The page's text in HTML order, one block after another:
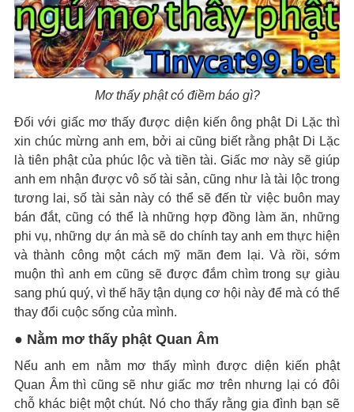
Mơ thấy phật có điềm báo gì?
Đối với giấc mơ thấy được diện kiến ông phật Di Lặc thì
xin chúc mừng anh em, bởi ai cũng biết rằng phật Di Lặc
là tiên phật của phúc lộc và tiền tài. Giấc mơ này sẽ giúp
anh em nhận được vô số tài sản, cũng như là tài lộc trong
tương lai, số tài sản này có thể sẽ đến từ việc buôn may
bán đắt, cũng có thể là những hợp đồng làm ăn, những
phi vụ, những dự án mà sẽ do chính tay anh em thực hiện
và thành công một cách mỹ mãn đem lại. Và rồi, sớm
muộn thì anh em cũng sẽ được đắm chìm trong sự giàu
sang phú quý, vì thế hãy tận dụng cơ hội này để mà có thể
thay đổi cuộc sống của mình.
● Nằm mơ thấy phật Quan Âm
Nếu anh em nằm mơ thấy mình được diện kiến phật
Quan Âm thì cũng sẽ như giấc mơ trên nhưng lại có đôi
chỗ khác biệt một chút. Nó cho thấy rằng gia đình bạn sẽ